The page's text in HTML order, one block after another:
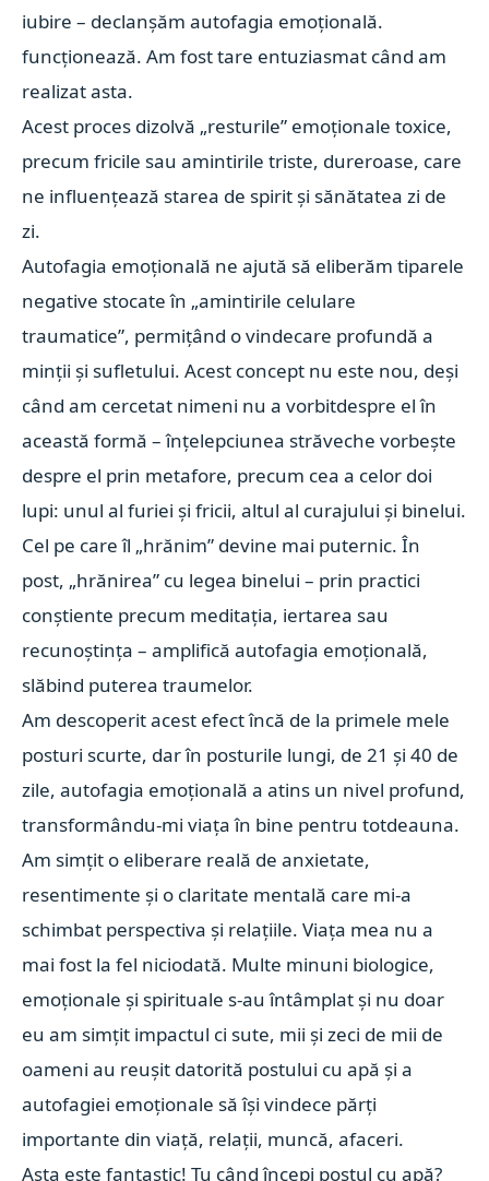
iubire – declanșămautofagia emoțională.
funcționează. Am fost tare entuziasmat când am
realizat asta.
Acest proces dizolvă „resturile” emoționale toxice,
precum fricile sau amintirile triste, dureroase, care
ne influențează starea de spirit și sănătatea zi de
zi.
Autofagia emoțională ne ajută să eliberăm tiparele
negative stocate în „amintirile celulare
traumatice”, permițând o vindecare profundă a
minții și sufletului.Acest concept nu este nou, deși
când am cercetat nimeni nu a vorbitdespre el în
această formă – înțelepciunea străveche vorbește
despre el prin metafore, precum cea a celor doi
lupi: unul al furiei și fricii, altul al curajului și binelui.
Cel pe care îl „hrănim” devine mai puternic. În
post, „hrănirea” cu legea binelui – prin practici
conștiente precum meditația, iertarea sau
recunoștința – amplifică autofagia emoțională,
slăbind puterea traumelor.
Am descoperit acest efect încă de la primele mele
posturi scurte, dar în posturile lungi, de 21 și 40 de
zile, autofagia emoțională a atins un nivel profund,
transformându-mi viața în bine pentru totdeauna.
Am simțit o eliberare reală de anxietate,
resentimente și o claritate mentală care mi-a
schimbat perspectiva și relațiile. Viața mea nu a
mai fost la fel niciodată. Multe minuni biologice,
emoționale și spirituale s-au întâmplat și nu doar
eu am simțit impactul ci sute, mii și zeci de mii de
oameni au reușit datorită postului cu apă și a
autofagiei emoționale să își vindece părți
importante din viață, relații, muncă, afaceri.
Asta este fantastic! Tu când începi postul cu apă?